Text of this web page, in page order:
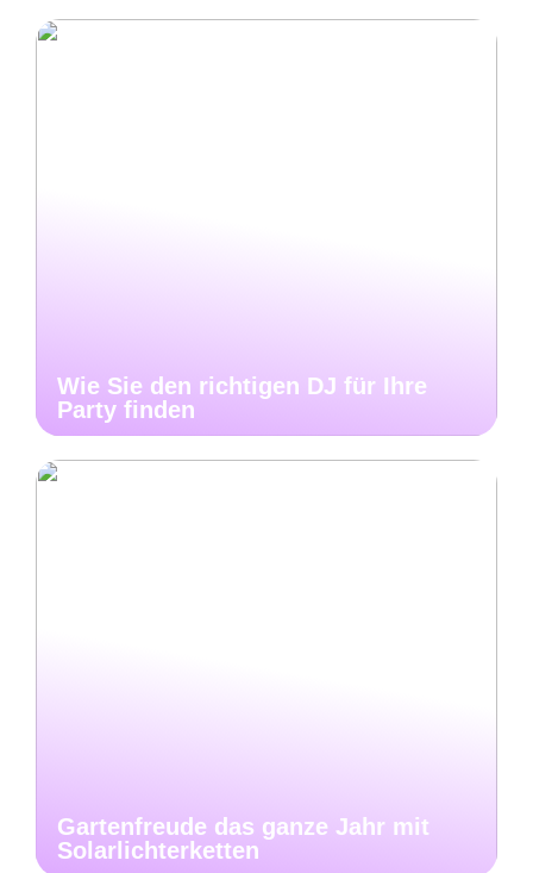
Wie Sie den richtigen DJ für Ihre
Party finden
Gartenfreude das ganze Jahr mit
Solarlichterketten